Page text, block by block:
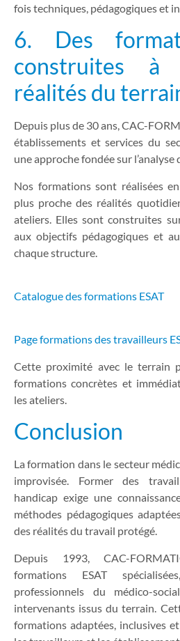
fois techniques, pédagogiques et
6. Des
construites
réalités du
Depuis plus de 30 ans, CAC-
établissements et services du
une approche fondée sur l’analyse
Nos formations sont réalisées
plus proche des réalités
ateliers. Elles sont construites
aux objectifs pédagogiques et
chaque structure.
Catalogue des formations ESAT
Page formations des travailleurs
Cette proximité avec le terrain
formations concrètes et
les ateliers.
Conclusion
La formation dans le secteur
improvisée. Former des
handicap exige une
méthodes pédagogiques
des réalités du travail protégé.
Depuis 1993, CAC-
formations ESAT
professionnels du médico-
intervenants issus du terrain.
formations adaptées, inclusives